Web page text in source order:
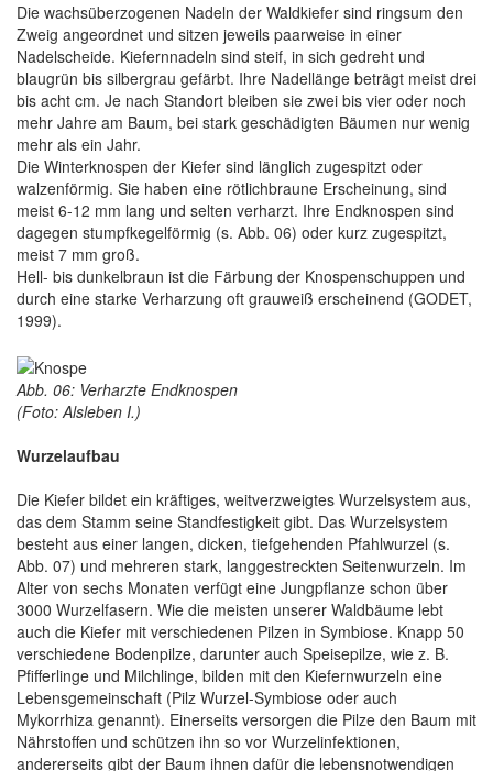
Die wachsüberzogenen Nadeln der Waldkiefer sind ringsum den
Zweig angeordnet und sitzen jeweils paarweise in einer
Nadelscheide. Kiefernnadeln sind steif, in sich gedreht und
blaugrün bis silbergrau gefärbt. Ihre Nadellänge beträgt meist drei
bis acht cm. Je nach Standort bleiben sie zwei bis vier oder noch
mehr Jahre am Baum, bei stark geschädigten Bäumen nur wenig
mehr als ein Jahr.
Die Winterknospen der Kiefer sind länglich zugespitzt oder
walzenförmig. Sie haben eine rötlichbraune Erscheinung, sind
meist 6-12 mm lang und selten verharzt. Ihre Endknospen sind
dagegen stumpfkegelförmig (s. Abb. 06) oder kurz zugespitzt,
meist 7 mm groß.
Hell- bis dunkelbraun ist die Färbung der Knospenschuppen und
durch eine starke Verharzung oft grauweiß erscheinend (GODET,
1999).
Abb. 06: Verharzte Endknospen
(Foto: Alsleben I.)
Wurzelaufbau
Die Kiefer bildet ein kräftiges, weitverzweigtes Wurzelsystem aus,
das dem Stamm seine Standfestigkeit gibt. Das Wurzelsystem
besteht aus einer langen, dicken, tiefgehenden Pfahlwurzel (s.
Abb. 07) und mehreren stark, langgestreckten Seitenwurzeln. Im
Alter von sechs Monaten verfügt eine Jungpflanze schon über
3000 Wurzelfasern. Wie die meisten unserer Waldbäume lebt
auch die Kiefer mit verschiedenen Pilzen in Symbiose. Knapp 50
verschiedene Bodenpilze, darunter auch Speisepilze, wie z. B.
Pfifferlinge und Milchlinge, bilden mit den Kiefernwurzeln eine
Lebensgemeinschaft (Pilz Wurzel-Symbiose oder auch
Mykorrhiza genannt). Einerseits versorgen die Pilze den Baum mit
Nährstoffen und schützen ihn so vor Wurzelinfektionen,
andererseits gibt der Baum ihnen dafür die lebensnotwendigen